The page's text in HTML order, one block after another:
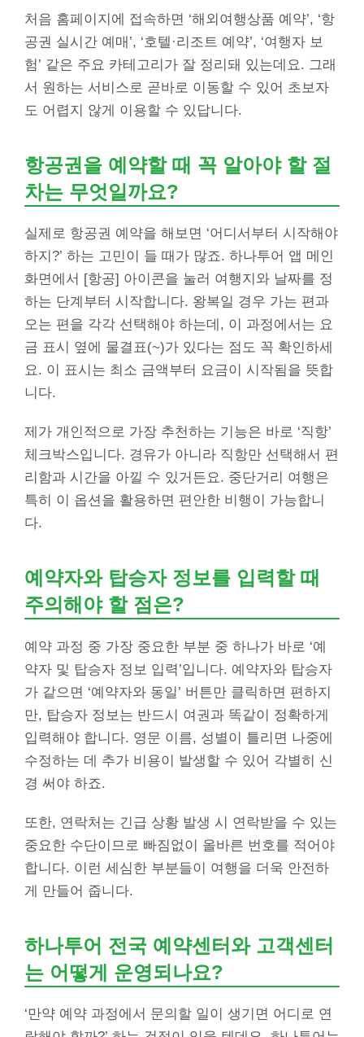
처음 홈페이지에 접속하면 ‘해외여행상품 예약’, ‘항
공권 실시간 예매’, ‘호텔·리조트 예약’, ‘여행자 보
험’ 같은 주요 카테고리가 잘 정리돼 있는데요. 그래
서 원하는 서비스로 곧바로 이동할 수 있어 초보자
도 어렵지 않게 이용할 수 있답니다.
항공권을 예약할 때 꼭 알아야 할 절
차는 무엇일까요?
실제로 항공권 예약을 해보면 ‘어디서부터 시작해야
하지?’ 하는 고민이 들 때가 많죠. 하나투어 앱 메인
화면에서 [항공] 아이콘을 눌러 여행지와 날짜를 정
하는 단계부터 시작합니다. 왕복일 경우 가는 편과
오는 편을 각각 선택해야 하는데, 이 과정에서는 요
금 표시 옆에 물결표(~)가 있다는 점도 꼭 확인하세
요. 이 표시는 최소 금액부터 요금이 시작됨을 뜻합
니다.
제가 개인적으로 가장 추천하는 기능은 바로 ‘직항’
체크박스입니다. 경유가 아니라 직항만 선택해서 편
리함과 시간을 아낄 수 있거든요. 중단거리 여행은
특히 이 옵션을 활용하면 편안한 비행이 가능합니
다.
예약자와 탑승자 정보를 입력할 때
주의해야 할 점은?
예약 과정 중 가장 중요한 부분 중 하나가 바로 ‘예
약자 및 탑승자 정보 입력’입니다. 예약자와 탑승자
가 같으면 ‘예약자와 동일’ 버튼만 클릭하면 편하지
만, 탑승자 정보는 반드시 여권과 똑같이 정확하게
입력해야 합니다. 영문 이름, 성별이 틀리면 나중에
수정하는 데 추가 비용이 발생할 수 있어 각별히 신
경 써야 하죠.
또한, 연락처는 긴급 상황 발생 시 연락받을 수 있는
중요한 수단이므로 빠짐없이 올바른 번호를 적어야
합니다. 이런 세심한 부분들이 여행을 더욱 안전하
게 만들어 줍니다.
하나투어 전국 예약센터와 고객센터
는 어떻게 운영되나요?
‘만약 예약 과정에서 문의할 일이 생기면 어디로 연